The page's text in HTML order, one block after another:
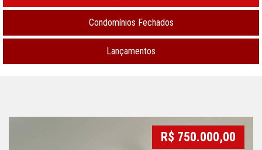
Condomínios Fechados
Lançamentos
R$ 750.000,00